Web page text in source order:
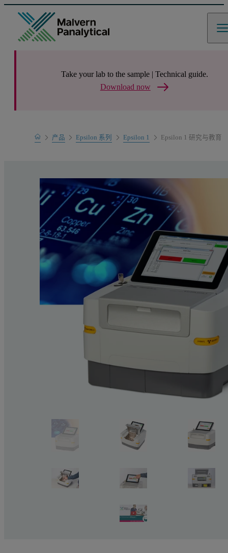
Take your lab to the sample | Technical guide.
Download now
Home产品
产品系列
Epsilon 系列 Epsilon 1 Epsilon 1 研究与教育